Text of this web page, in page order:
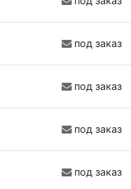
под заказ
под заказ
под заказ
под заказ